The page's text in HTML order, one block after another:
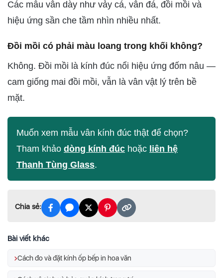
Các mẫu vân dày như vảy cá, vân đá, đồi mồi và
hiệu ứng sần che tầm nhìn nhiều nhất.
Đồi mồi có phải màu loang trong khối không?
Không. Đồi mồi là kính đúc nổi hiệu ứng đốm nâu —
cam giống mai đồi mồi, vẫn là vân vật lý trên bề
mặt.
Muốn xem mẫu vân kính đúc thật để chọn?
Tham khảo dòng kính đúc hoặc liên hệ
Thanh Tùng Glass.
Chia sẻ:
Bài viết khác
Cách đo và đặt kính ốp bếp in hoa văn